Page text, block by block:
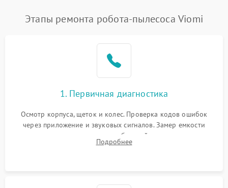
Этапы ремонта робота-пылесоса Viomi
1. Первичная диагностика
Осмотр корпуса, щеток и колес. Проверка кодов ошибок
через приложение и звуковых сигналов. Замер емкости
аккумулятора и тестирование базовой станции зарядки.
Оценка работы лидара, бампера и датчиков падения для
Подробнее